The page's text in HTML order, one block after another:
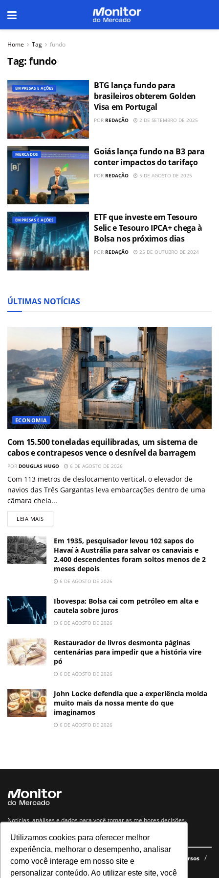
Utilizamos cookies para oferecer melhor
experiência, melhorar o desempenho, analisar
como você interage em nosso site e
personalizar conteúdo. Ao utilizar este site, você
Home Tag fundo
Tag:fundo
EMPRESAS E AÇÕES
BTG lança fundo para
brasileiros obterem Golden
Visa em Portugal
POR REDAÇÃO 2 DE SETEMBRO DE 2025
MERCADOS
Goiás lança fundo na B3 para
conter impactos do tarifaço
POR REDAÇÃO 5 DE AGOSTO DE 2025
EMPRESAS E AÇÕES
ETF que investe em Tesouro
Selic e Tesouro IPCA+ chega à
Bolsa nos próximos dias
POR REDAÇÃO 25 DE OUTUBRO DE 2024
ÚLTIMAS NOTÍCIAS
ECONOMIA
Com 15.500 toneladas equilibradas, um sistema de
cabos e contrapesos vence o desnível da barragem
POR DOUGLAS HUGO 6 DE AGOSTO DE 2026
Com 113 metros de deslocamento vertical, o elevador de
navios das Três Gargantas leva embarcações dentro de uma
câmara cheia...
LEIA MAIS
Em 1935, pesquisador levou 102 sapos do
Havaí à Austrália para salvar os canaviais e
2.400 descendentes foram soltos menos de 2
meses depois
6 DE AGOSTO DE 2026
Ibovespa: Bolsa cai com petróleo em alta e
cautela sobre juros
6 DE AGOSTO DE 2026
Restaurador de livros desmonta páginas
centenárias para impedir que a história vire
pó
6 DE AGOSTO DE 2026
John Locke defendia que a experiência molda
muito mais da nossa mente do que
imaginamos
6 DE AGOSTO DE 2026
Notícias, análises e dados para você tomar as melhores decisões.
Navegue no site
Últimas notícias Quem somos E-books gratuitos
Cursos
Política de privacidade